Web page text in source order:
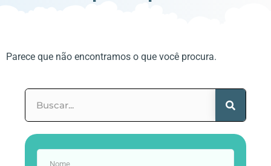
Parece que não encontramos o que você procura.